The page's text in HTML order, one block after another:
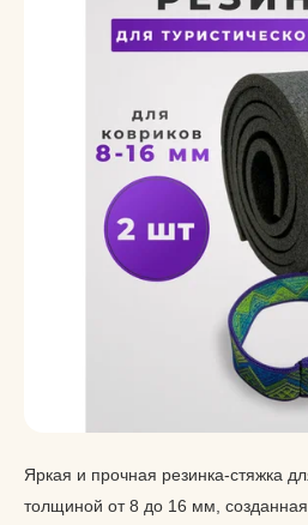
Яркая и прочная резинка-стяжка
толщиной от 8 до 16 мм,